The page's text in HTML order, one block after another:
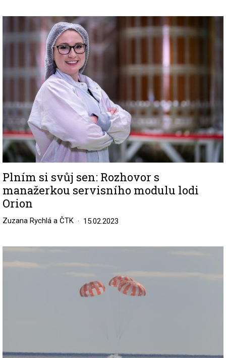
Plním si svůj sen: Rozhovor s
manažerkou servisního modulu lodi
Orion
Zuzana Rychlá a ČTK 15.02.2023
Image